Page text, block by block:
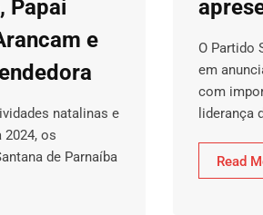
Papai
e
natalinas e
os
de Parnaíba
O Partido
em
com
liderança
Read